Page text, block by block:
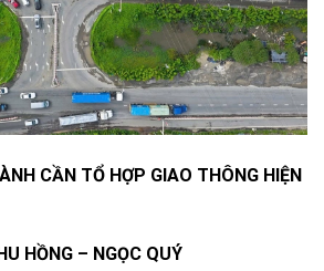
CẦN TỔ HỢP GIAO THÔNG HIỆN
HỒNG – NGỌC QUÝ